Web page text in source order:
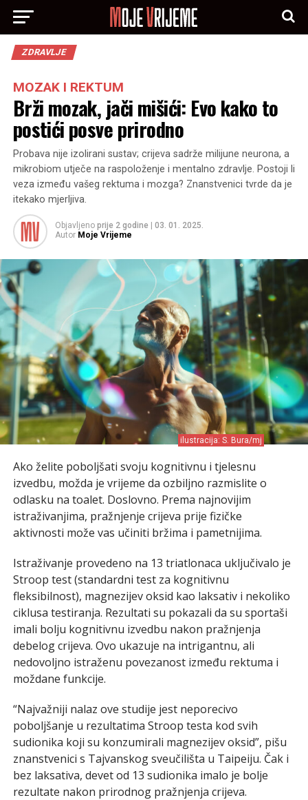
ZDRAVLJE
MOZAK I REKTUM
Brži mozak, jači mišići: Evo kako to
postići posve prirodno
Probava nije izolirani sustav; crijeva sadrže milijune neurona, a
mikrobiom utječe na raspoloženje i mentalno zdravlje. Postoji li
veza između vašeg rektuma i mozga? Znanstvenici tvrde da je
itekako mjerljiva.
Objavljeno prije 2 godine
03. 01. 2025.
Autor Moje Vrijeme
ilustracija: S. Bura/mj
Ako želite poboljšati svoju kognitivnu i tjelesnu
izvedbu, možda je vrijeme da ozbiljno razmislite o
odlasku na toalet. Doslovno. Prema najnovijim
istraživanjima, pražnjenje crijeva prije fizičke
aktivnosti može vas učiniti bržima i pametnijima.
Istraživanje provedeno na 13 triatlonaca uključivalo je
Stroop test (standardni test za kognitivnu
fleksibilnost), magnezijev oksid kao laksativ i nekoliko
ciklusa testiranja. Rezultati su pokazali da su sportaši
imali bolju kognitivnu izvedbu nakon pražnjenja
debelog crijeva. Ovo ukazuje na intrigantnu, ali
nedovoljno istraženu povezanost između rektuma i
moždane funkcije.
“Najvažniji nalaz ove studije jest neporecivo
poboljšanje u rezultatima Stroop testa kod svih
sudionika koji su konzumirali magnezijev oksid”, pišu
znanstvenici s Tajvanskog sveučilišta u Taipeiju. Čak i
bez laksativa, devet od 13 sudionika imalo je bolje
rezultate nakon prirodnog pražnjenja crijeva.